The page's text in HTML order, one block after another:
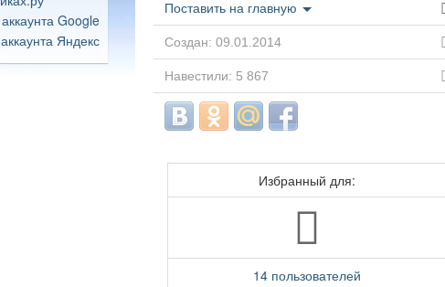
Поставить на главную
Создан: 09.01.2014
Навестили: 5 867
Избранный для:
14 пользователей